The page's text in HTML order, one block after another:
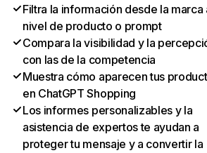
Filtra la información desde la marca
nivel de producto o prompt
Compara la visibilidad y la
con las de la competencia
Muestra cómo aparecen tus
en ChatGPT Shopping
Los informes personalizables y la
asistencia de expertos te ayudan a
proteger tu mensaje y a convertir la